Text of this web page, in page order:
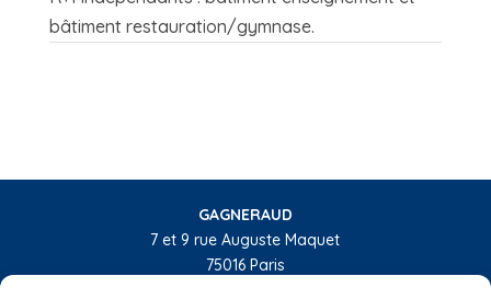
bâtiment restauration/gymnase.
GAGNERAUD
7 et 9 rue Auguste Maquet
75016 Paris